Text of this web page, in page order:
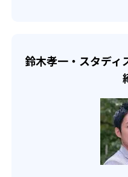
灘高校 -
-
早稲田大学高等学院 -
鈴木孝一・スタディ